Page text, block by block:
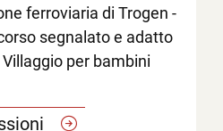
ferroviaria di Trogen -
segnalato e adatto
per bambini